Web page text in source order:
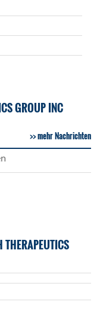
GROUP INC
mehr Nachrichten
THERAPEUTICS